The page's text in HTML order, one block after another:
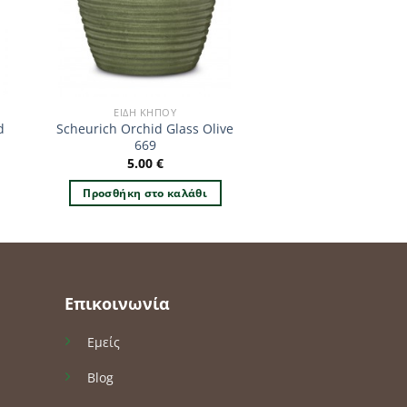
ΕΊΔΗ ΚΉΠΟΥ
Scheurich Orchid Glass Olive
669
5.00 €
Προσθήκη στο καλάθι
Επικοινωνία
Εμείς
Blog